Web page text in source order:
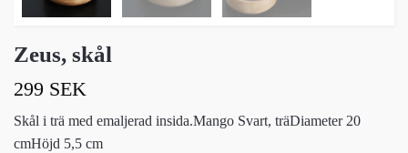
Zeus, skål
299 SEK
Skål i trä med emaljerad insida.Mango Svart, träDiameter 20
cmHöjd 5,5 cm